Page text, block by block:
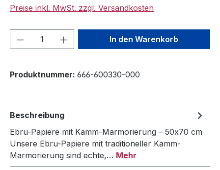
Preise inkl. MwSt. zzgl. Versandkosten
Produkt Anzahl: Gib denIn den Warenkorb
Produktnummer: 666-600330-000
Beschreibung
Ebru-Papiere mit Kamm-Marmorierung – 50x70 cm
Unsere Ebru-Papiere mit traditioneller Kamm-
Marmorierung sind echte,… Mehr